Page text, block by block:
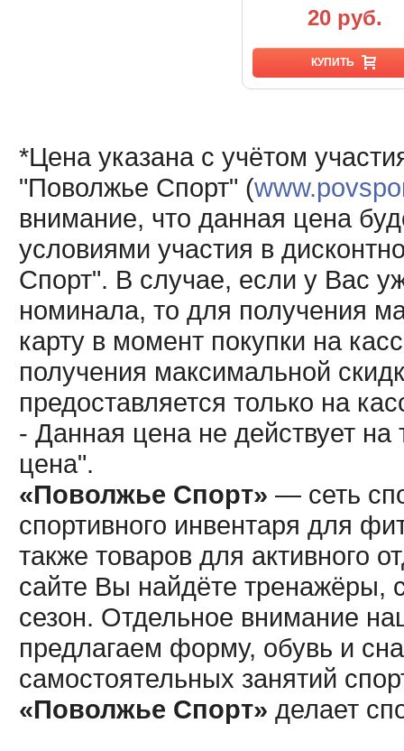
20 руб.
КУПИТЬ
*Цена указана с учётом
"Поволжье Спорт" (
внимание, что данная цена
условиями участия в
Спорт". В случае, если у Вас
номинала, то для получения
карту в момент покупки на
получения максимальной
предоставляется только на
- Данная цена не действует
цена".
«Поволжье Спорт» — сеть
спортивного инвентаря для
также товаров для активного
сайте Вы найдёте тренажёры,
сезон. Отдельное внимание
предлагаем форму, обувь и
самостоятельных занятий
«Поволжье Спорт» делает